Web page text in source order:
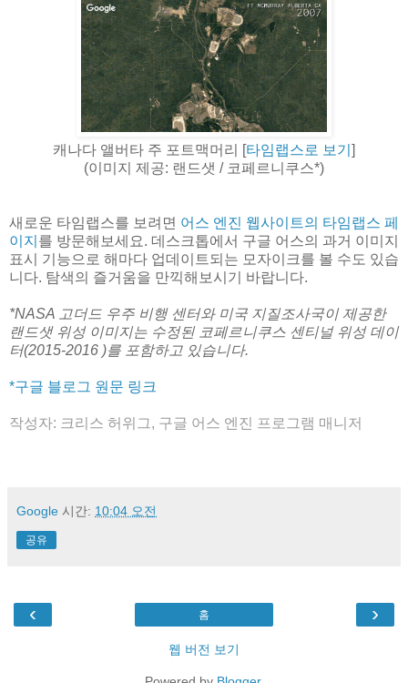
캐나다 앨버타 주 포트맥머리 [타임랩스로 보기 ]
(이미지 제공: 랜드샛 / 코페르니쿠스*)
새로운 타임랩스를 보려면 어스 엔진 웹사이트의 타임랩스 페
이지 를 방문해보세요. 데스크톱에서 구글 어스의 과거 이미지
표시 기능으로 해마다 업데이트되는 모자이크를 볼 수도 있습
니다. 탐색의 즐거움을 만끽해보시기 바랍니다.
*NASA 고더드 우주 비행 센터와 미국 지질조사국이 제공한
랜드샛 위성 이미지는 수정된 코페르니쿠스 센티널 위성 데이
터(2015-2016 )를 포함하고 있습니다.
*구글 블로그 원문 링크
작성자: 크리스 허위그, 구글 어스 엔진 프로그램 매니저
Google 시간: 10:04 오전
공유
‹ ›
홈
웹 버전 보기